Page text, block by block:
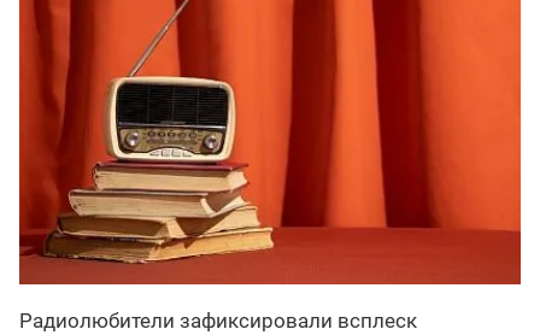
Радиолюбители зафиксировали всплеск